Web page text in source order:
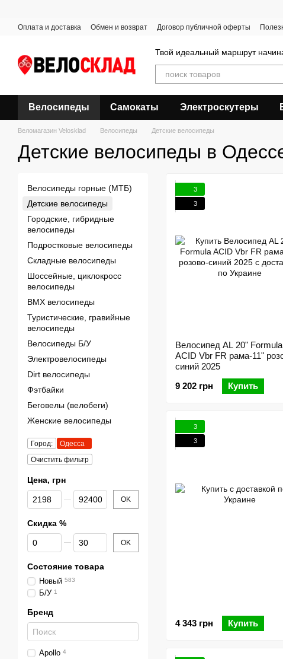
Оплата и доставка Обмен и возврат Договор публичной оферты
Твой идеальный маршрут
Велосипеды Самокаты Электроскутеры
Веломагазин Velosklad Велосипеды Детские велосипеды
Детские велосипеды в
3
3
Велосипед AL 20" Formula
ACID Vbr FR рама-11"
синий 2025
9 202 грн
Купить
3
3
4 343 грн Купить
Велосипеды горные (МТБ)
Детские велосипеды
Городские, гибридные
велосипеды
Подростковые велосипеды
Складные велосипеды
Шоссейные, циклокросс
велосипеды
BMX велосипеды
Туристические, гравийные
велосипеды
Велосипеды Б/У
Электровелосипеды
Dirt велосипеды
Фэтбайки
Беговелы (велобеги)
Женские велосипеды
Город:
Одесса
Очистить фильтр
Цена, грн
От Цена, грн
До Цена, грн OK
Скидка %
От Скидка %
До Скидка % OK
Состояние товара
Новый 583
Б/У 1
Бренд
Apollo 4